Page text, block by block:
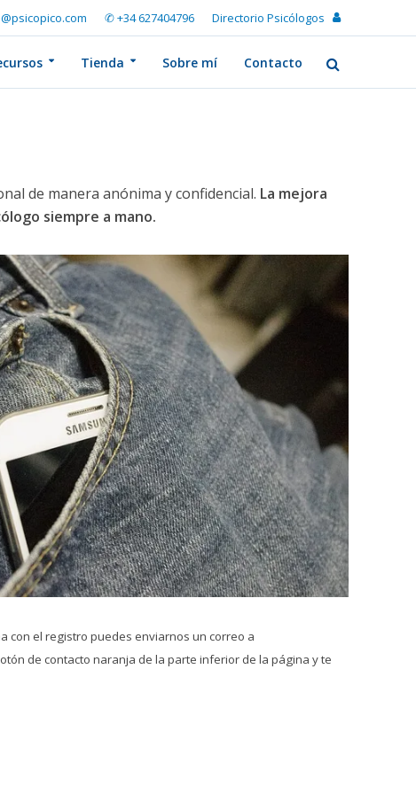
✆ +34 627404796 Directorio Psicólogos
Tienda Sobre mí Contacto
de manera anónima y confidencial. La mejora
siempre a mano.
con el registro puedes enviarnos un correo a
de contacto naranja de la parte inferior de la página y te